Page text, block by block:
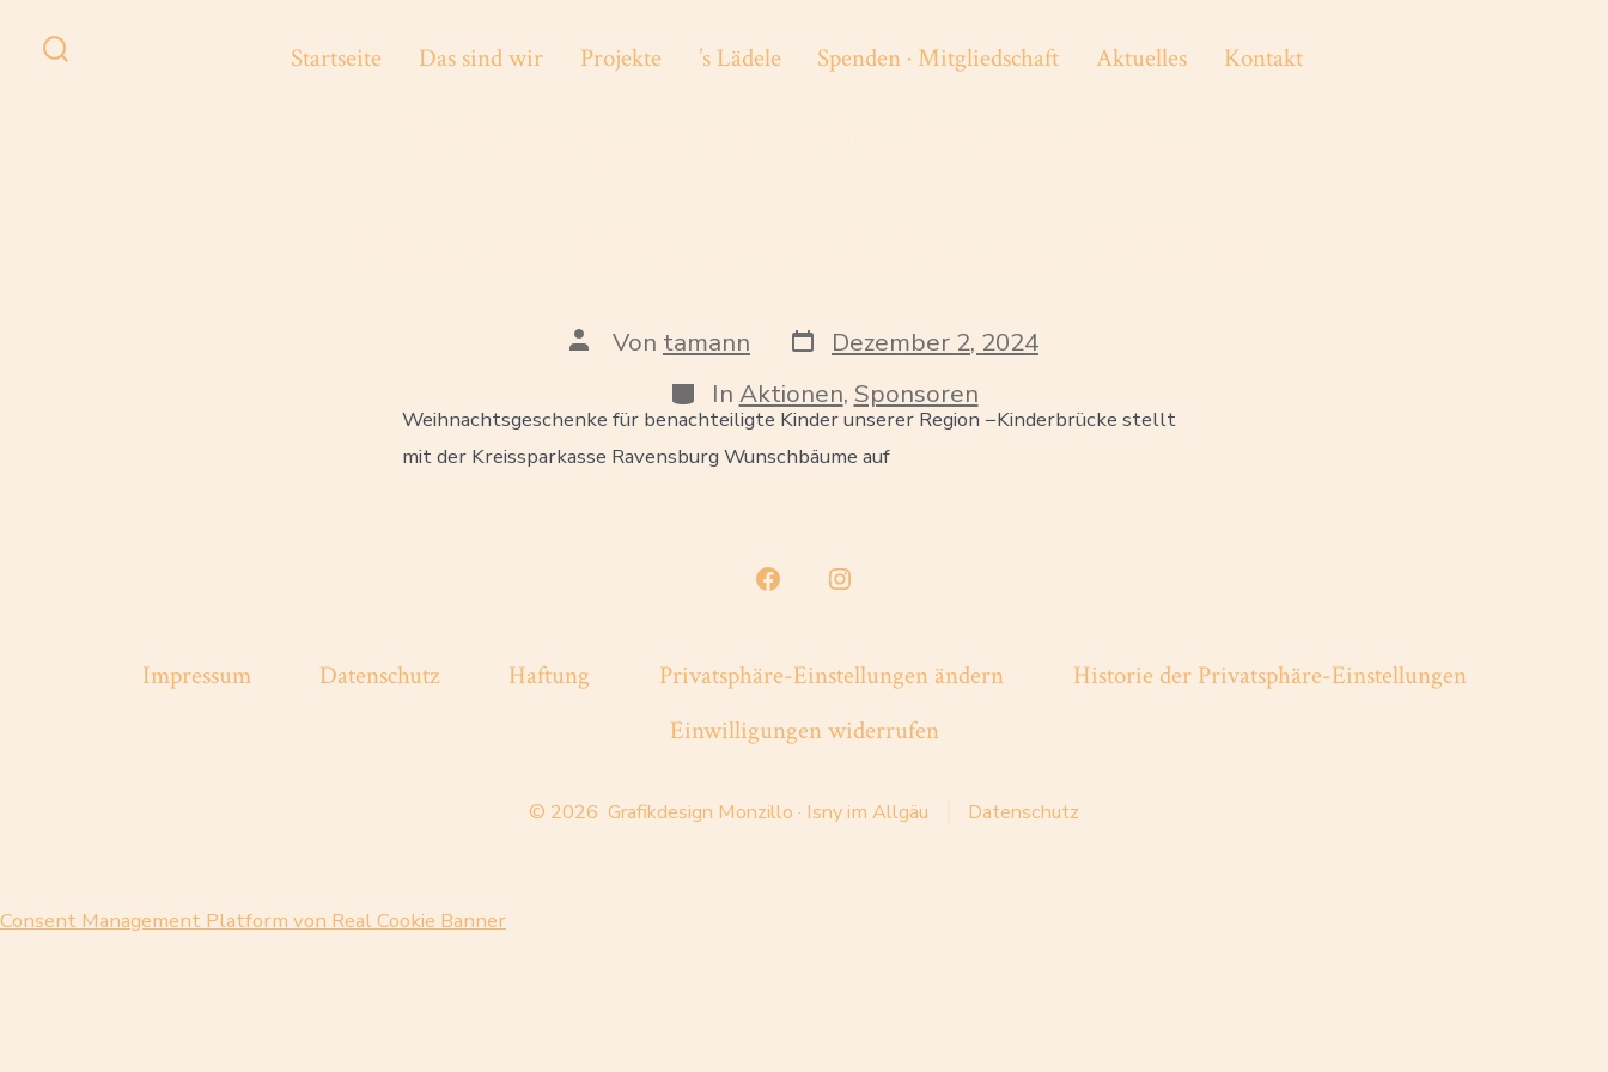
Inhalt
Startseite Das sind wir Projekte ’s Lädele Spenden · Mitgliedschaft Aktuelles Kontakt
Beitragsautor
Von tamann Veröffentlichungsdatum
Dezember 2, 2024
Kategorien
In Aktionen, Sponsoren
Weihnachtsgeschenke für benachteiligte Kinder unserer Region −Kinderbrücke stellt
mit der Kreissparkasse Ravensburg Wunschbäume auf
Facebook
neuem
öffnen
Instagram
neuem
öffnen
Impressum Datenschutz Haftung Privatsphäre-Einstellungen ändern
Historie der Privatsphäre-Einstellungen
Einwilligungen widerrufen
© 2026 Grafikdesign Monzillo · Isny im Allgäu Datenschutz
Consent Management Platform von Real Cookie Banner